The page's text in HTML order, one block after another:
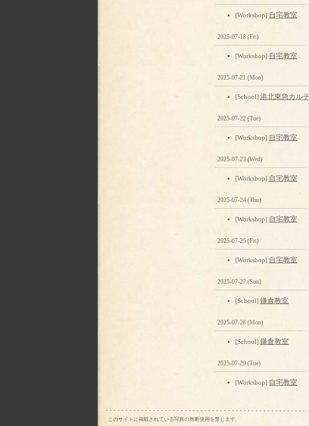
[Workshop] 自宅教室
2025-07-18 (Fri)
[Workshop] 自宅教室
2025-07-21 (Mon)
[School] 港北東急カル
2025-07-22 (Tue)
[Workshop] 自宅教室
2025-07-23 (Wed)
[Workshop] 自宅教室
2025-07-24 (Thu)
[Workshop] 自宅教室
2025-07-25 (Fri)
[Workshop] 自宅教室
2025-07-27 (Sun)
[School] 鎌倉教室
2025-07-28 (Mon)
[School] 鎌倉教室
2025-07-29 (Tue)
[Workshop] 自宅教室
このサイトに掲載されている写真の無断使用を禁じます。